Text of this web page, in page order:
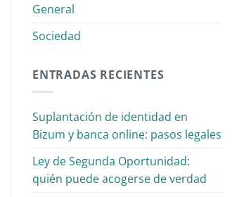
General
Sociedad
ENTRADAS RECIENTES
Suplantación de identidad en
Bizum y banca online: pasos legales
Ley de Segunda Oportunidad:
quién puede acogerse de verdad